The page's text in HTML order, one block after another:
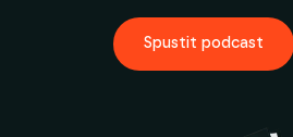
Spustit podcast